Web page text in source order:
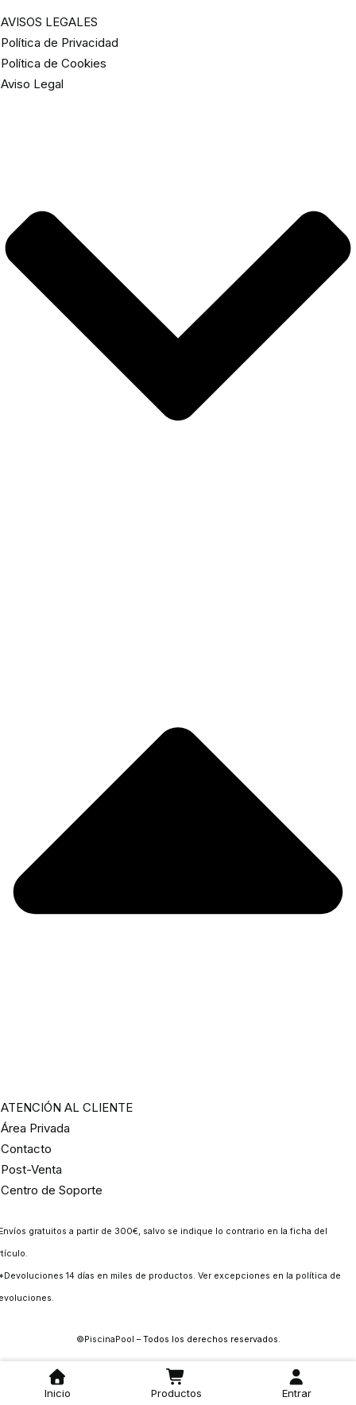
Inicio Productos Entrar
AVISOS LEGALES
Política de Privacidad
Política de Cookies
Aviso Legal
ATENCIÓN AL CLIENTE
Área Privada
Contacto
Post-Venta
Centro de Soporte
gratuitos a partir de 300€, salvo se indique lo contrario en la ficha del
14 días en miles de productos. Ver excepciones en la política de
.
©PiscinaPool – Todos los derechos reservados.